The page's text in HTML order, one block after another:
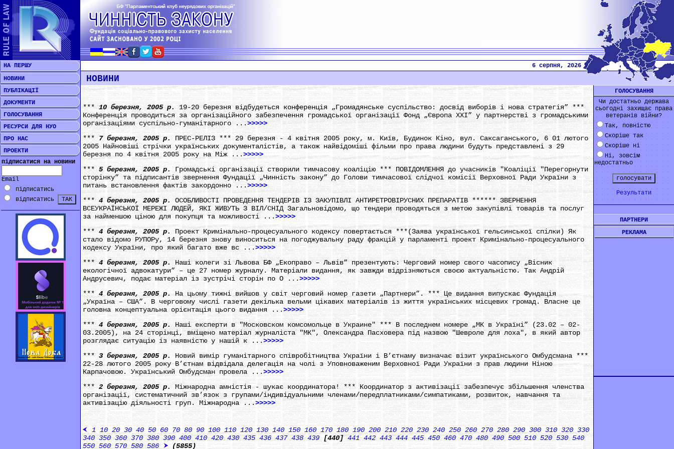
НА ПЕРШУ
6 серпня, 2026
НОВИНИ
ПУБЛІКАЦІЇ
ДОКУМЕНТИ
ГОЛОСУВАННЯ
РЕСУРСИ ДЛЯ НУО
ПРО НАС
ПРОЕКТИ
підписатися на новини
Email
підписатись
відписатись
НОВИНИ
***10 березня, 2005 р.19-20 березня відбудеться конференція „Громадянське суспільство: досвід виборів і нова стратегія” ***
Конференція проводиться за організаційного забезпечення громадської організації Фонд „Європа ХХІ” у партнерстві з громадськими
організаціями суспільно-гуманітарного ...>>>>>
***7 березня, 2005 р.ПРЕС-РЕЛІЗ *** 29 березня - 4 квітня 2005 року, м. Київ, Будинок Кіно, вул. Саксаганського, 6 01 лютого
2005 Найновіші стрічки українських документалістів, а також найвідоміші фільми про права людини будуть представлені з 29
березня по 4 квітня 2005 року на Між ...>>>>>
***5 березня, 2005 р. Громадські організації створили тимчасову коаліцію *** ПОВІДОМЛЕННЯ до учасників "Коаліції "Перегорнути
сторінку” та підписантів звернення Фундації „Чинність закону” до Голови тимчасової слідчої комісії Верховної Ради України з
питань встановлення фактів закордонно ...>>>>>
***4 березня, 2005 р.ОСОБЛИВОСТІ ПРОВЕДЕННЯ ТЕНДЕРІВ ІЗ ЗАКУПІВЛІ АНТИРЕТРОВІРУСНИХ ПРЕПАРАТІВ ****** ЗВЕРНЕННЯ
ВСЕУКРАЇНСЬКОЇ МЕРЕЖІ ЛЮДЕЙ, ЯКІ ЖИВУТЬ З ВІЛ/СНІД Загальновідомо, що тендери проводяться з метою закупівлі товарів та послуг
за найменшою ціною для покупця та можливості ...>>>>>
*** 4 березня, 2005 р.Проект Кримінально-процесуального кодексу повертається ***(Заява української гельсинської спілки) Як
стало відомо РУПОРу, 14 березня знову виноситься на погоджувальну раду фракцій у парламенті проект Кримінально-процесуального
кодексу України, про який багато вже вс ...>>>>>
***4 березня, 2005 р.Наші колеги зі Львова БФ „Екоправо – Львів” презентують: Черговий номер свого часопису „Вісник
екологічної адвокатури” – це 27 номер журналу. Матеріали видання, як завжди відрізняються своєю актуальністю. Так Андрій
Андрусевич, подає матеріал із зустрічі сторін по О ...>>>>>
***4 березня, 2005 р.На цьому тижні вийшов у світ черговий номер газети „Партнери”. *** Це видання випускає Фундація
„Україна – США”. В черговому числі газети декілька вельми цікавих матеріалів із життя українських місцевих громад. Власне це
головна концептуальна орієнтація цього видання ...>>>>>
***4 березня, 2005 р.Наші експерти в "Московском комсомольце в Украине" *** В последнем номере „МК в Україні” (23.02 – 02-
03.2005), на 24 сторінці, вміщено матеріал журналіста "МК", Олександра Пасховера під назвою "Шевроле для лоха", в який автор
розглядає ситуацію із наявністю у нашій к ...>>>>>
***3 березня, 2005 р. Новий вимір гуманітарного співробітництва України і В’єтнаму визначає візит українського Омбудсмана ***
22-28 лютого 2005 року В’єтнам відвідала делегація на чолі з Уповноваженим Верховної Ради України з прав людини Ніною
Карпачовою. Український Омбудсман провела ...>>>>>
*** 2 березня, 2005 р.Міжнародна амністія - шукає координатора! *** Координатор з активізації забезпечує збільшення членства
організації, систематичний зв’язок з групами/індивідуальними членами/передплатниками/симпатиками, розвиток, навчання та
активізацію діяльності груп. Міжнародна ...>>>>>
1 10 20 30 40 50 60 70 80 90 100 110 120 130 140 150 160 170 180 190 200 210 220 230 240 250 260 270 280 290 300 310 320 330
340 350 360 370 380 390 400 410 420 430 435 436 437 438 439 [440]441 442 443 444 445 450 460 470 480 490 500 510 520 530 540
550 560 570 580 586 (5855)
ГОЛОСУВАННЯ
Чи достатньо держава
сьогодні захищає права
ветеранів війни?
Так, повністю
Скоріше так
Скоріше ні
Ні, зовсім
недостатньо
Результати
ПАРТНЕРИ
РЕКЛАМА